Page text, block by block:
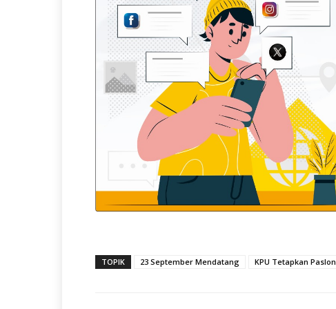
TOPIK 23 September Mendatang KPU Tetapkan Paslon